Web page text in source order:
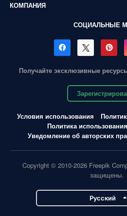
КОМПАНИЯ
СОЦИАЛЬНЫЕ
Получайте эксклюзивные
Условия использования
Политика
Уведомление об авторских
Copyright © 2010-2026 Freepik
защищены.
Pусский